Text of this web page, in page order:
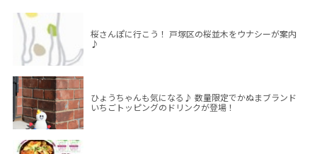
桜さんぽに行こう！ 戸塚区の桜並木をウナシーが案内
♪
ひょうちゃんも気になる♪ 数量限定でかぬまブランド
いちごトッピングのドリンクが登場！